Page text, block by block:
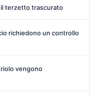
terzetto trascurato
richiedono un controllo
vengono